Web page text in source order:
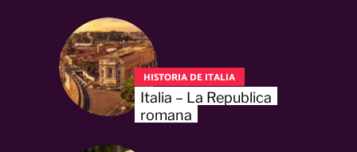
HISTORIA DE ITALIA
Italia – La Republica
romana